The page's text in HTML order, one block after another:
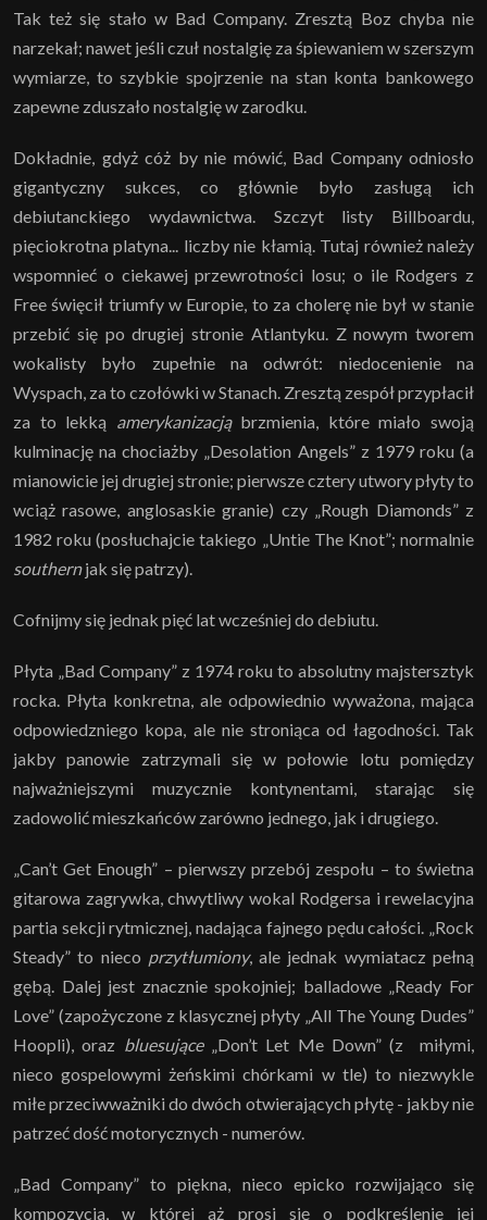
Tak też się stało w Bad Company. Zresztą Boz chyba nie
narzekał; nawet jeśli czuł nostalgię za śpiewaniem w szerszym
wymiarze, to szybkie spojrzenie na stan konta bankowego
zapewne zduszało nostalgię w zarodku.
Dokładnie, gdyż cóż by nie mówić, Bad Company odniosło
gigantyczny sukces, co głównie było zasługą ich
debiutanckiego wydawnictwa. Szczyt listy Billboardu,
pięciokrotna platyna... liczby nie kłamią. Tutaj również należy
wspomnieć o ciekawej przewrotności losu; o ile Rodgers z
Free święcił triumfy w Europie, to za cholerę nie był w stanie
przebić się po drugiej stronie Atlantyku. Z nowym tworem
wokalisty było zupełnie na odwrót: niedocenienie na
Wyspach, za to czołówki w Stanach. Zresztą zespół przypłacił
za to lekką amerykanizacjąbrzmienia, które miało swoją
kulminację na chociażby „Desolation Angels” z 1979 roku (a
mianowicie jej drugiej stronie; pierwsze cztery utwory płyty to
wciąż rasowe, anglosaskie granie) czy „Rough Diamonds” z
1982 roku (posłuchajcie takiego „Untie The Knot”; normalnie
southernjak się patrzy).
Cofnijmy się jednak pięć lat wcześniej do debiutu.
Płyta „Bad Company” z 1974 roku to absolutny majstersztyk
rocka. Płyta konkretna, ale odpowiednio wyważona, mająca
odpowiedzniego kopa, ale nie stroniąca od łagodności. Tak
jakby panowie zatrzymali się w połowie lotu pomiędzy
najważniejszymi muzycznie kontynentami, starając się
zadowolić mieszkańców zarówno jednego, jak i drugiego.
„Can’t Get Enough” – pierwszy przebój zespołu – to świetna
gitarowa zagrywka, chwytliwy wokal Rodgersa i rewelacyjna
partia sekcji rytmicznej, nadająca fajnego pędu całości. „Rock
Steady” to nieco przytłumiony, ale jednak wymiatacz pełną
gębą. Dalej jest znacznie spokojniej; balladowe „Ready For
Love” (zapożyczone z klasycznej płyty „All The Young Dudes”
Hoopli), oraz bluesujące„Don’t Let Me Down” (z miłymi,
nieco gospelowymi żeńskimi chórkami w tle) to niezwykle
miłe przeciwważniki do dwóch otwierających płytę - jakby nie
patrzeć dość motorycznych - numerów.
„Bad Company” to piękna, nieco epicko rozwijająco się
kompozycja, w której aż prosi się o podkreślenie jej